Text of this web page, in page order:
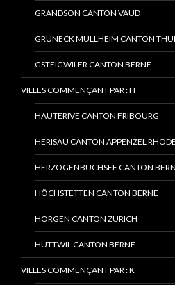
GRANDSON CANTON VAUD
GRÜNECK MÜLLHEIM CANTON
GSTEIGWILER CANTON BERNE
VILLES COMMENÇANT PAR : H
HAUTERIVE CANTON FRIBOURG
HERISAU CANTON APPENZEL
HERZOGENBUCHSEE CANTON
HÖCHSTETTEN CANTON BERNE
HORGEN CANTON ZÜRICH
HUTTWIL CANTON BERNE
VILLES COMMENÇANT PAR : K